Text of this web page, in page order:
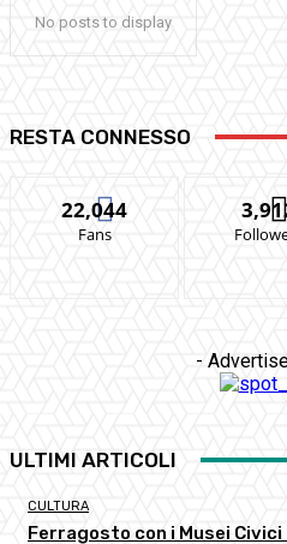
No posts to display
RESTA CONNESSO
22,044
Fans
-
ULTIMI ARTICOLI
CULTURA
Ferragosto con i Musei